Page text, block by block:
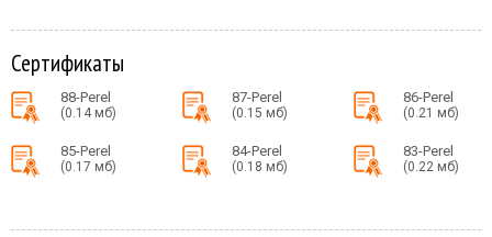
Сертификаты
88-Perel
(0.14 мб)
87-Perel
(0.15 мб)
86-Perel
(0.21 мб)
85-Perel
(0.17 мб)
84-Perel
(0.18 мб)
83-Perel
(0.22 мб)